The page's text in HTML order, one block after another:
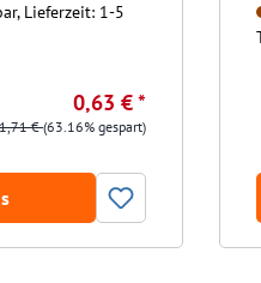
Lieferzeit: 1-5
0,63 € *
1,71 €(63.16% gespart)